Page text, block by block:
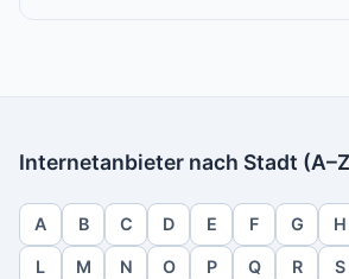
Internetanbieter nach Stadt
A B C D E F G H
L M N O P Q R S